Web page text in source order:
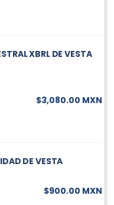
XBRL DE VESTA
$3,080.00 MXN
DE VESTA
$900.00 MXN